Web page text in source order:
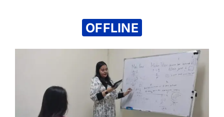
OFFLINE